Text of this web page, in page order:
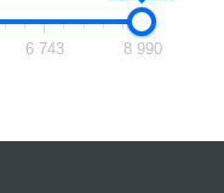
6 743 8 990